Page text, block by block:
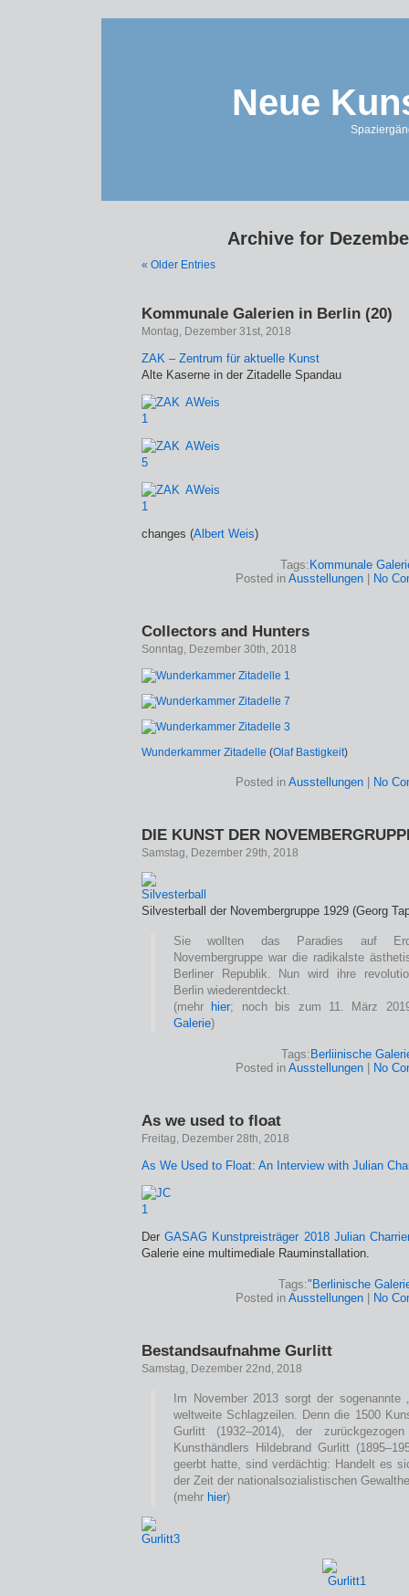
Neue
Archive for
« Older Entries
Kommunale Galerien in Berlin (20)
Montag, Dezember 31st, 2018
ZAK – Zentrum für aktuelle Kunst
Alte Kaserne in der Zitadelle Spandau
changes (Albert Weis)
Tags: Kommunale
Posted in Ausstellungen| No
Collectors and Hunters
Sonntag, Dezember 30th, 2018
Wunderkammer Zitadelle (Olaf Bastigkeit)
Posted in Ausstellungen| No
DIE KUNST DER
Samstag, Dezember 29th, 2018
Silvesterball der Novembergruppe 1929 (Georg
Sie wollten das Paradies auf
Novembergruppe war die radikalste
Berliner Republik. Nun wird ihre
Berlin wiederentdeckt.
(mehr
hier; noch bis zum 11. März
Galerie)
Tags: Berliinische
Posted in Ausstellungen| No
As we used to float
Freitag, Dezember 28th, 2018
As We Used to Float: An Interview with Julian
DerGASAG Kunstpreisträger 2018 Julian
Galerie eine multimediale Rauminstallation.
Tags:"Berlinische
Posted in Ausstellungen| No
Bestandsaufnahme Gurlitt
Samstag, Dezember 22nd, 2018
Im November 2013 sorgt der sogenannte
weltweite Schlagzeilen. Denn die 1500
Gurlitt (1932–2014), der
Kunsthändlers Hildebrand Gurlitt
geerbt hatte, sind verdächtig: Handelt es
der Zeit der nationalsozialistischen
(mehr hier)